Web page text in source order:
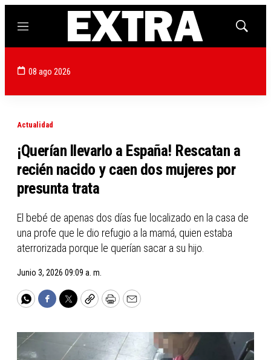
Menú
Mostrar
08 ago 2026
Actualidad
¡Querían llevarlo a España! Rescatan a
recién nacido y caen dos mujeres por
presunta trata
El bebé de apenas dos días fue localizado en la casa de
una profe que le dio refugio a la mamá, quien estaba
aterrorizada porque le querían sacar a su hijo.
Junio 3, 2026 09:09 a. m.
WhatsApp
Facebook
TwitterCopyPrintEmail